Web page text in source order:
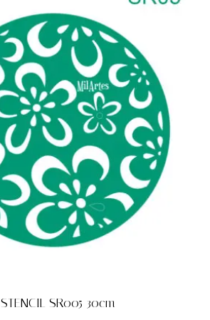
STENCIL SR005 30cm